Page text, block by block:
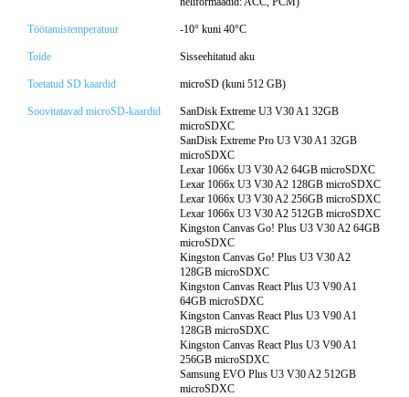
Töötamistemperatuur -10° kuni 40°C
Toide Sisseehitatud aku
Toetatud SD kaardid microSD (kuni 512 GB)
Soovitatavad microSD-kaardid
SanDisk Extreme U3 V30 A1 32GB
microSDXC
SanDisk Extreme Pro U3 V30 A1 32GB
microSDXC
Lexar 1066x U3 V30 A2 64GB microSDXC
Lexar 1066x U3 V30 A2 128GB microSDXC
Lexar 1066x U3 V30 A2 256GB microSDXC
Lexar 1066x U3 V30 A2 512GB microSDXC
Kingston Canvas Go! Plus U3 V30 A2 64GB
microSDXC
Kingston Canvas Go! Plus U3 V30 A2
128GB microSDXC
Kingston Canvas React Plus U3 V90 A1
64GB microSDXC
Kingston Canvas React Plus U3 V90 A1
128GB microSDXC
Kingston Canvas React Plus U3 V90 A1
256GB microSDXC
Samsung EVO Plus U3 V30 A2 512GB
microSDXC